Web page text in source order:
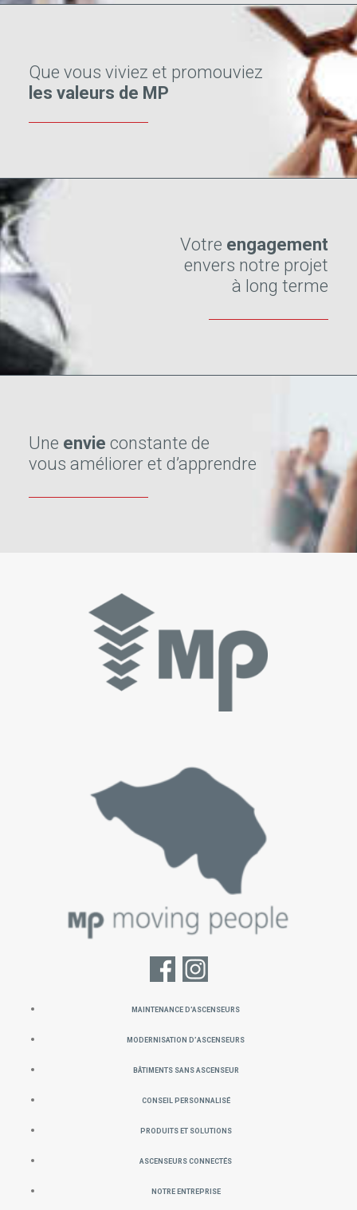
Que vous viviez et promouviez
les valeurs de MP
Votre engagement
envers notre projet
à long terme
Une envie constante de
vous améliorer et d’apprendre
MAINTENANCE D’ASCENSEURS
Modernisation d’ascenseurs
Bâtiments sans ascenseur
Conseil personnalisé
PRODUITS ET SOLUTIONS
Ascenseurs connectés
Notre Entreprise